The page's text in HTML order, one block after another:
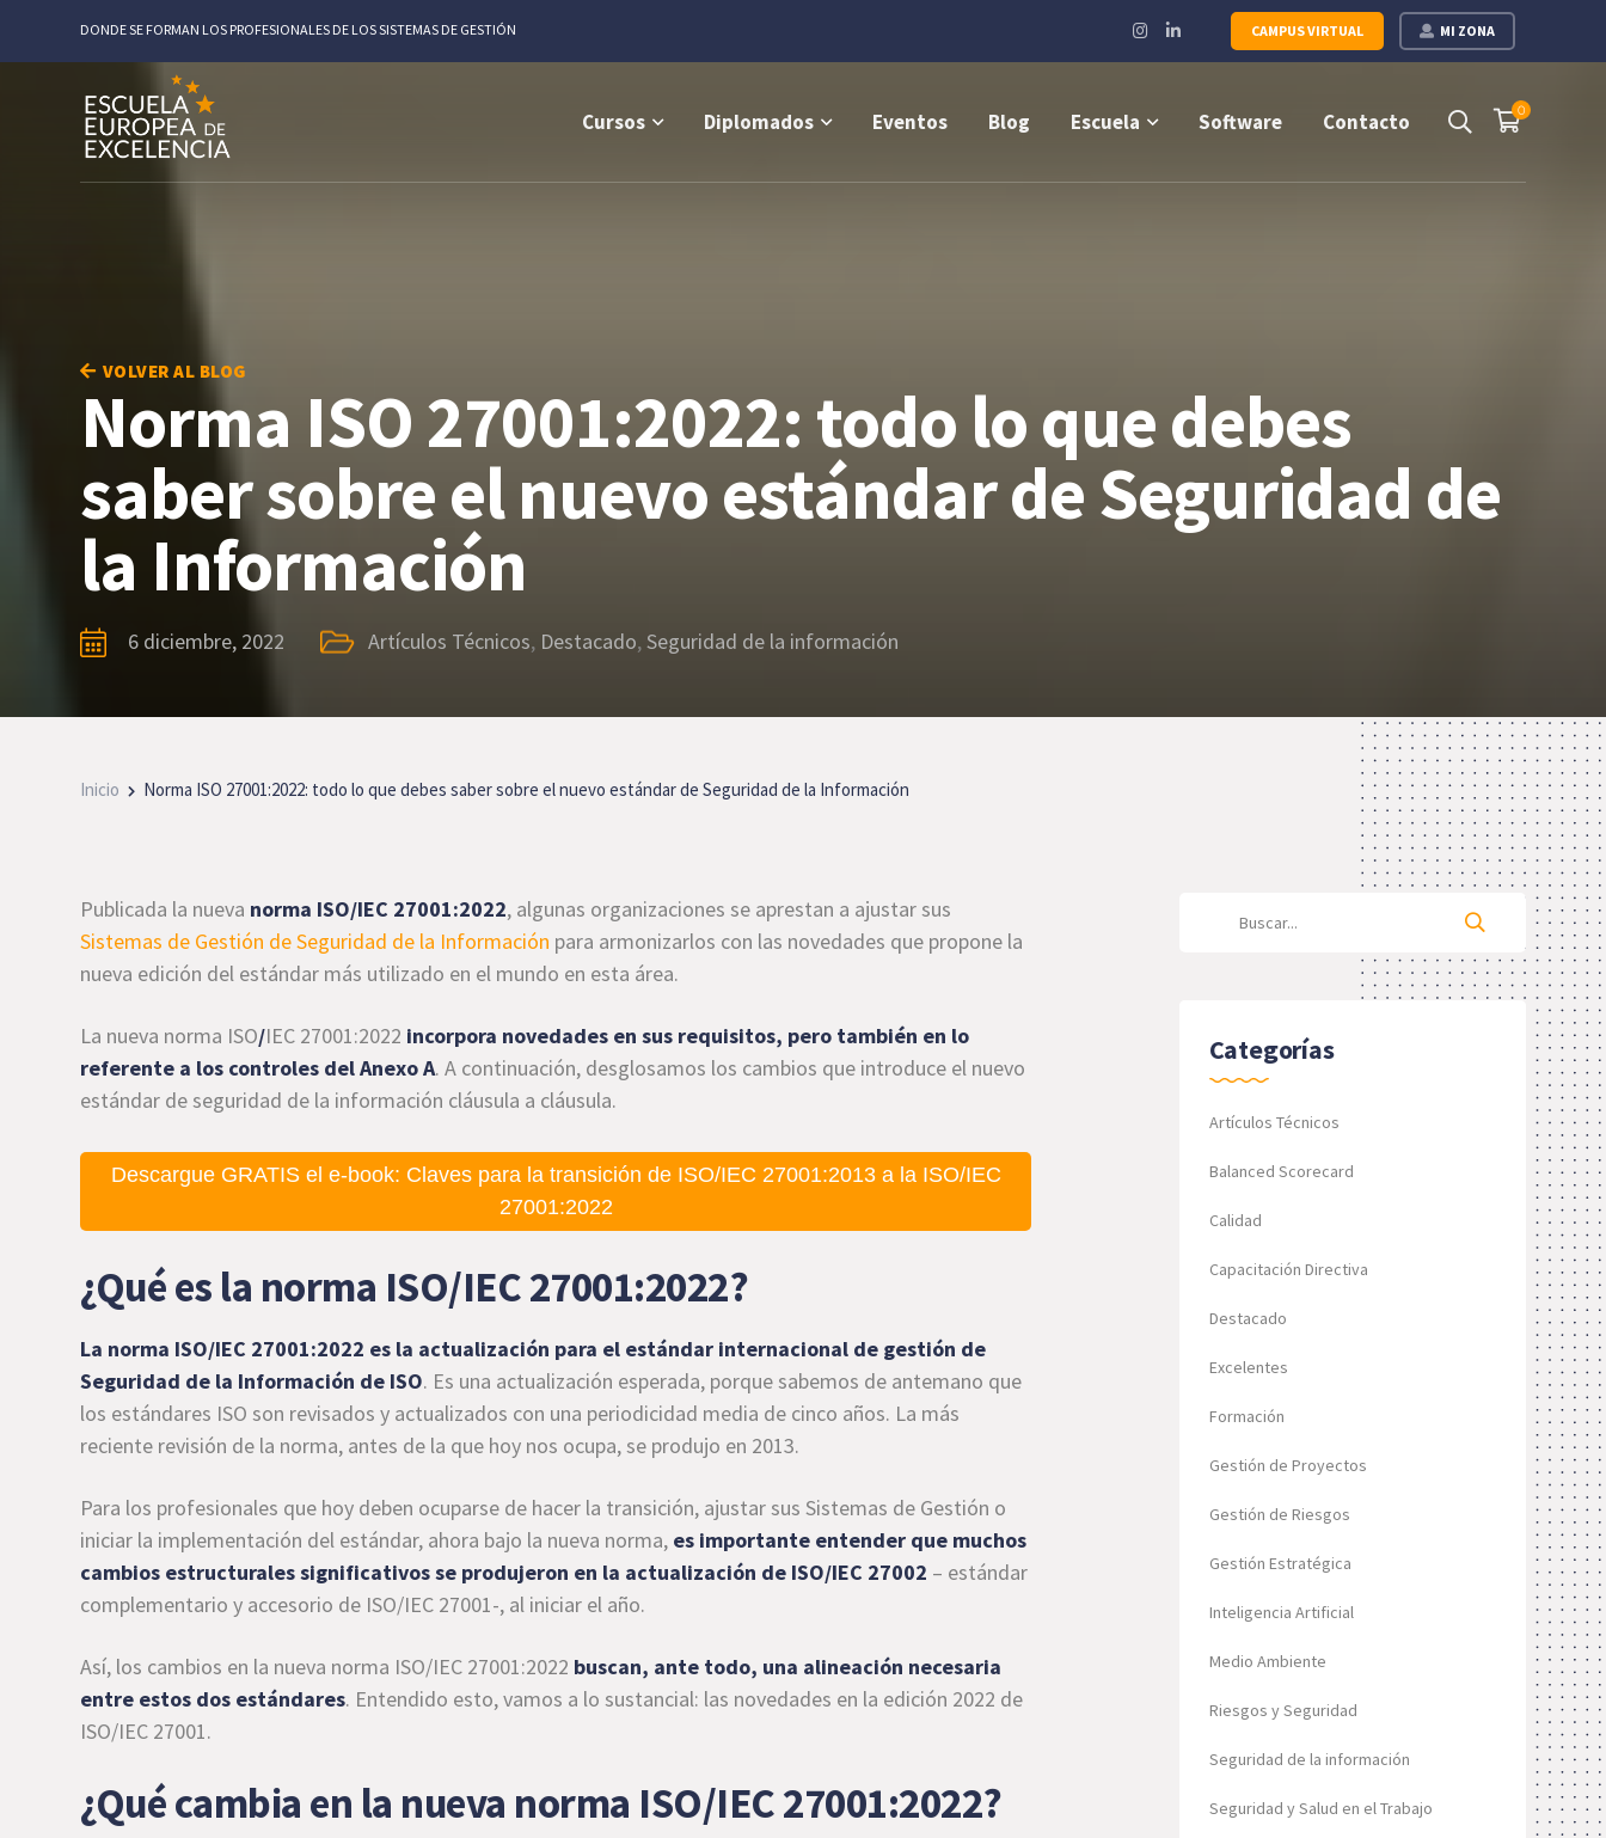
MI ZONA
CAMPUS VIRTUAL
DONDE SE FORMAN LOS PROFESIONALES DE LOS SISTEMAS DE GESTIÓN
Instagram
Profile
LinkedIn
Profile
0
Cursos Diplomados Eventos Blog Escuela Software Contacto
VOLVER AL BLOG
Norma ISO 27001:2022: todo lo que debes
saber sobre el nuevo estándar de Seguridad de
la Información
6 diciembre, 2022 Artículos Técnicos, Destacado,Seguridad de la información
Inicio Norma ISO 27001:2022: todo lo que debes saber sobre el nuevo estándar de Seguridad de la Información
Publicada la nueva norma ISO/IEC 27001:2022, algunas organizaciones se aprestan a ajustar sus
Sistemas de Gestión de Seguridad de la Información para armonizarlos con las novedades que propone la
nueva edición del estándar más utilizado en el mundo en esta área.
La nueva norma ISO/IEC 27001:2022 incorpora novedades en sus requisitos, pero también en lo
referente a los controles del Anexo A. A continuación, desglosamos los cambios que introduce el nuevo
estándar de seguridad de la información cláusula a cláusula.
Descargue GRATIS el e-book: Claves para la transición de ISO/IEC 27001:2013 a la ISO/IEC
27001:2022
¿Qué es la norma ISO/IEC 27001:2022?
La norma ISO/IEC 27001:2022 es la actualización para el estándar internacional de gestión de
Seguridad de la Información de ISO. Es una actualización esperada, porque sabemos de antemano que
los estándares ISO son revisados y actualizados con una periodicidad media de cinco años. La más
reciente revisión de la norma, antes de la que hoy nos ocupa, se produjo en 2013.
Para los profesionales que hoy deben ocuparse de hacer la transición, ajustar sus Sistemas de Gestión o
iniciar la implementación del estándar, ahora bajo la nueva norma, es importante entender que muchos
cambios estructurales significativos se produjeron en la actualización de ISO/IEC 27002 – estándar
complementario y accesorio de ISO/IEC 27001-, al iniciar el año.
Así, los cambios en la nueva norma ISO/IEC 27001:2022 buscan, ante todo, una alineación necesaria
entre estos dos estándares. Entendido esto, vamos a lo sustancial: las novedades en la edición 2022 de
ISO/IEC 27001.
¿Qué cambia en la nueva norma ISO/IEC 27001:2022?
Categorías
Artículos Técnicos
Balanced Scorecard
Calidad
Capacitación Directiva
Destacado
Excelentes
Formación
Gestión de Proyectos
Gestión de Riesgos
Gestión Estratégica
Inteligencia Artificial
Medio Ambiente
Riesgos y Seguridad
Seguridad de la información
Seguridad y Salud en el Trabajo